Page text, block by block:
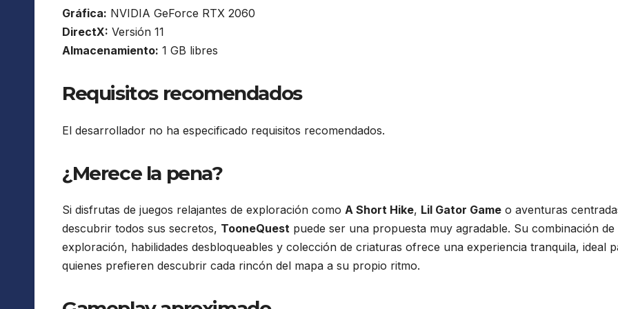
Gráfica: NVIDIA GeForce RTX 2060
DirectX: Versión 11
Almacenamiento: 1 GB libres
Requisitos recomendados
El desarrollador no ha especificado requisitos recomendados.
¿Merece la pena?
Si disfrutas de juegos relajantes de exploración como A Short Hike, Lil Gator Game o aventuras
descubrir todos sus secretos, TooneQuest puede ser una propuesta muy agradable. Su combinación de
exploración, habilidades desbloqueables y colección de criaturas ofrece una experiencia tranquila, ideal
quienes prefieren descubrir cada rincón del mapa a su propio ritmo.